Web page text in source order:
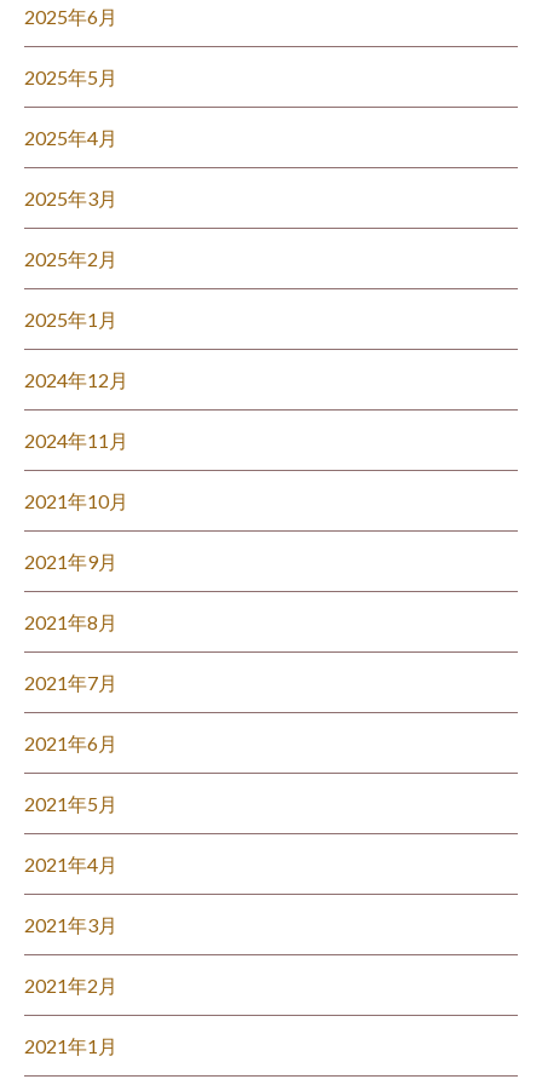
2025年6月
2025年5月
2025年4月
2025年3月
2025年2月
2025年1月
2024年12月
2024年11月
2021年10月
2021年9月
2021年8月
2021年7月
2021年6月
2021年5月
2021年4月
2021年3月
2021年2月
2021年1月